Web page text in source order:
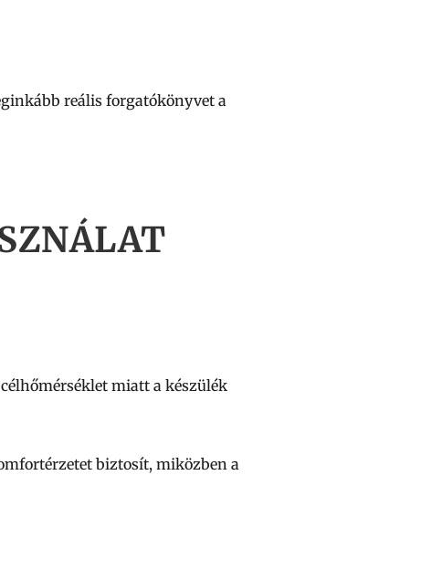
reális forgatókönyvet a
miatt a készülék
biztosít, miközben a